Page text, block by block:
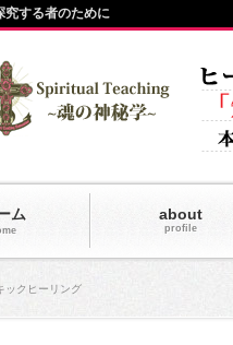
ム about
profile
究する者のために
ックヒーリング